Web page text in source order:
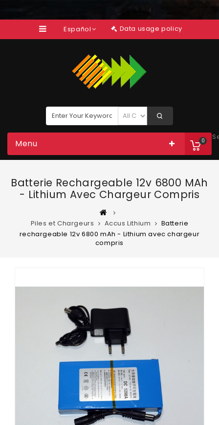
Español Data usage policy
0
Menu
Batterie Rechargeable 12v 6800 MAh
- Lithium Avec Chargeur Compris
Piles et Chargeurs Accus Lithium
Batterie
rechargeable 12v 6800 mAh - Lithium avec chargeur
compris